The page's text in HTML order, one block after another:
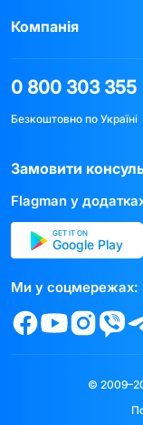
Компанія
0 800 303 355
Безкоштовно по Україні
Замовити
Flagman у
GET IT ON
Google Play
Ми у соцмережах:
©